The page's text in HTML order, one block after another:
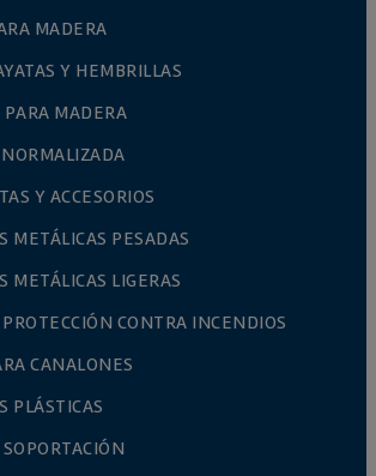
MADERA
Y HEMBRILLAS
MADERA
Y ACCESORIOS
METÁLICAS PESADAS
METÁLICAS LIGERAS
CONTRA INCENDIOS
CANALONES
PLÁSTICAS